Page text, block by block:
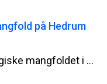
på Hedrum
Arbeidet med å styrke det biologiske mangfoldet i områdene rundt pukkverk er en del av NCCs bærekraftstrategi. Nå har Hedrum Pukkverk blitt miljøsertifisert som en Kielo-Site.